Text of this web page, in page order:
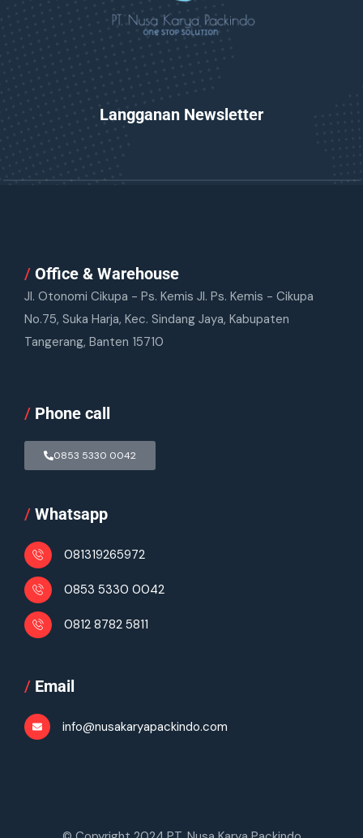
Langganan Newsletter
/ Office & Warehouse
Jl. Otonomi Cikupa - Ps. Kemis Jl. Ps. Kemis - Cikupa
No.75, Suka Harja, Kec. Sindang Jaya, Kabupaten
Tangerang, Banten 15710
/ Phone call
0853 5330 0042
/ Whatsapp
081319265972
0853 5330 0042
0812 8782 5811
/ Email
info@nusakaryapackindo.com